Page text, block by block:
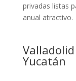
privadas listas
anual atractivo.
Yucatán